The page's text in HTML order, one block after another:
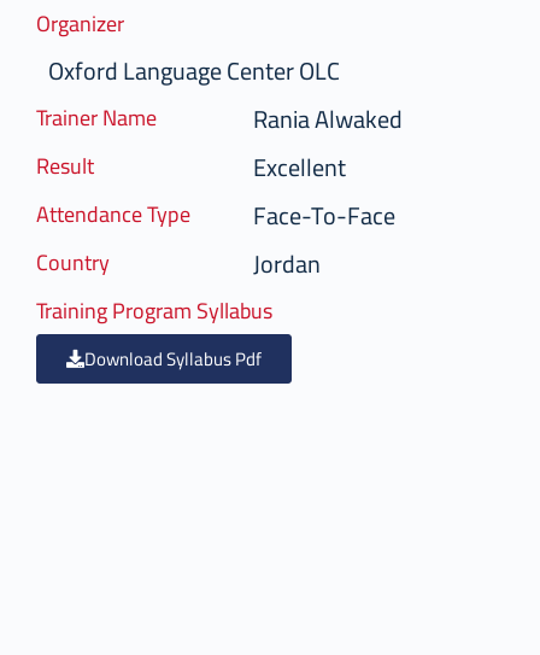
Organizer
Oxford Language Center OLC
Trainer Name Rania Alwaked
Result Excellent
Attendance Type Face-To-Face
Country Jordan
Training Program Syllabus
Download Syllabus Pdf